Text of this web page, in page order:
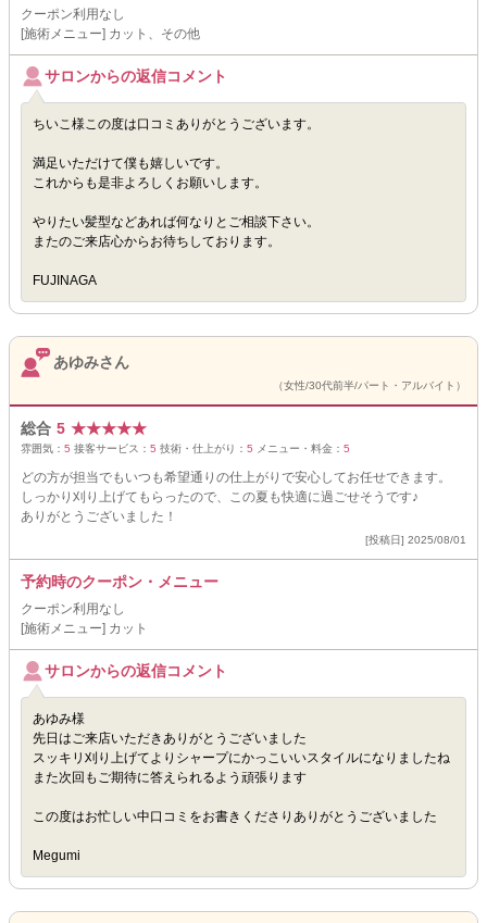
クーポン利用なし
[施術メニュー] カット、その他
サロンからの返信コメント
ちいこ様この度は口コミありがとうございます。
満足いただけて僕も嬉しいです。
これからも是非よろしくお願いします。
やりたい髪型などあれば何なりとご相談下さい。
またのご来店心からお待ちしております。
FUJINAGA
あゆみさん
（女性/30代前半/パート・アルバイト）
総合 5 ★★★★★
雰囲気： 5 接客サービス： 5 技術・仕上がり： 5 メニュー・料金： 5
どの方が担当でもいつも希望通りの仕上がりで安心してお任せできます。
しっかり刈り上げてもらったので、この夏も快適に過ごせそうです♪
ありがとうございました！
[投稿日] 2025/08/01
予約時のクーポン・メニュー
クーポン利用なし
[施術メニュー] カット
サロンからの返信コメント
あゆみ様
先日はご来店いただきありがとうございました
スッキリ刈り上げてよりシャープにかっこいいスタイルになりましたね
また次回もご期待に答えられるよう頑張ります
この度はお忙しい中口コミをお書きくださりありがとうございました
Megumi